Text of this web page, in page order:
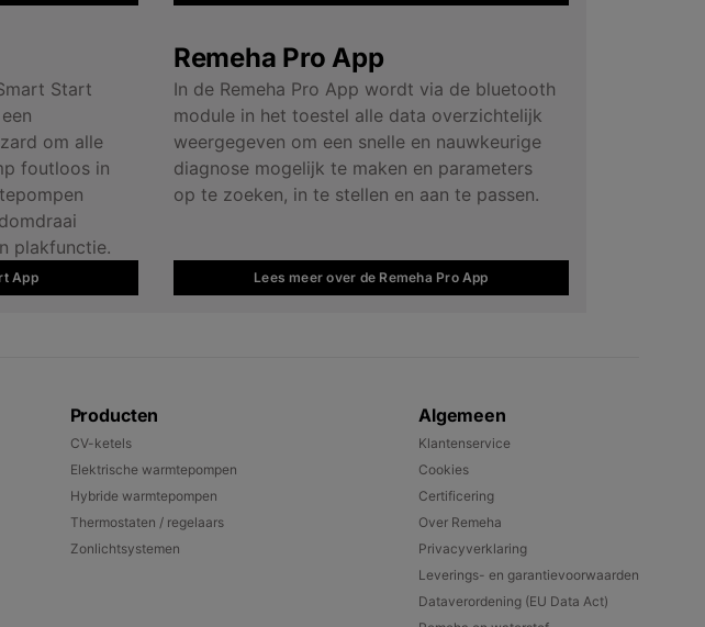
Start
om alle
foutloos in
plakfunctie.
App
Remeha Pro App
In de Remeha Pro App wordt via de bluetooth
module in het toestel alle data overzichtelijk
weergegeven om een snelle en nauwkeurige
diagnose mogelijk te maken en parameters
op te zoeken, in te stellen en aan te passen.
Lees meer over de Remeha Pro App
Producten
CV-ketels
Elektrische warmtepompen
Hybride warmtepompen
Thermostaten / regelaars
Zonlichtsystemen
Algemeen
Klantenservice
Cookies
Certificering
Over Remeha
Privacyverklaring
Leverings- en garantievoorwaarden
Dataverordening (EU Data Act)